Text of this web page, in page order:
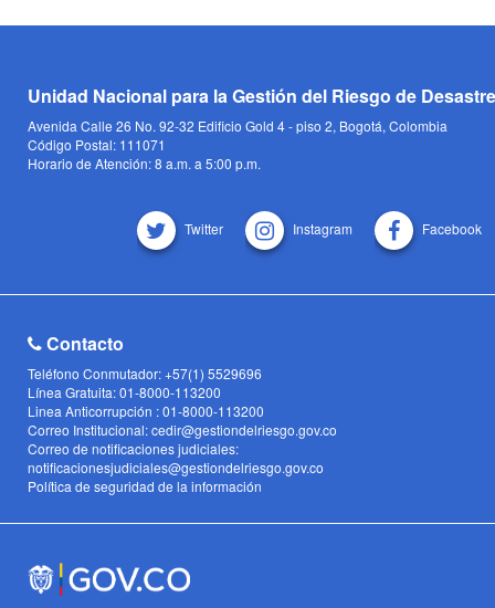
Unidad Nacional para la Gestión del Riesgo de
Avenida Calle 26 No. 92-32 Edificio Gold 4 - piso 2, Bogotá, Colombia
Código Postal: 111071
Horario de Atención: 8 a.m. a 5:00 p.m.
Twitter Instagram Facebook
Contacto
Teléfono Conmutador: +57(1) 5529696
Línea Gratuita: 01-8000-113200
Linea Anticorrupción : 01-8000-113200
Correo Institucional: cedir@gestiondelriesgo.gov.co
Correo de notificaciones judiciales:
notificacionesjudiciales@gestiondelriesgo.gov.co
Política de seguridad de la información